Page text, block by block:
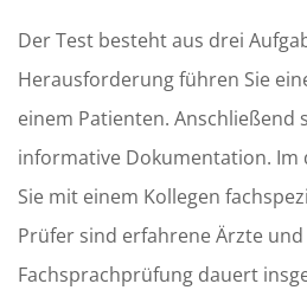
Der Test besteht aus drei
Herausforderung führen Sie
einem Patienten. Anschließend
informative Dokumentation. Im
Sie mit einem Kollegen
Prüfer sind erfahrene Ärzte
Fachsprachprüfung dauert